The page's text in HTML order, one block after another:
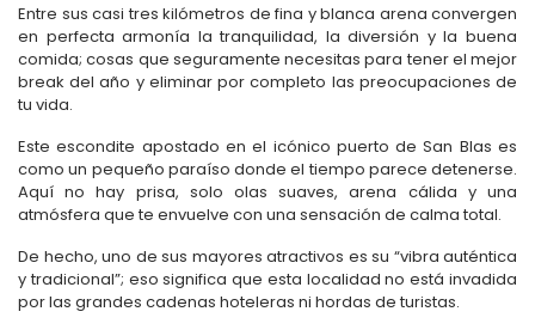
Entre sus casi tres kilómetros de fina y blanca arena convergen
en perfecta armonía la tranquilidad, la diversión y la buena
comida; cosas que seguramente necesitas para tener el mejor
break del año y eliminar por completo las preocupaciones de
tu vida.
Este escondite apostado en el icónico puerto de San Blas es
como un pequeño paraíso donde el tiempo parece detenerse.
Aquí no hay prisa, solo olas suaves, arena cálida y una
atmósfera que te envuelve con una sensación de calma total.
De hecho, uno de sus mayores atractivos es su “vibra auténtica
y tradicional”; eso significa que esta localidad no está invadida
por las grandes cadenas hoteleras ni hordas de turistas.